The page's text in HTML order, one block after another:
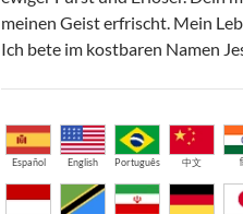
meinen Geist erfrischt. Mein
Ich bete im kostbaren Namen
Español English Português 中文